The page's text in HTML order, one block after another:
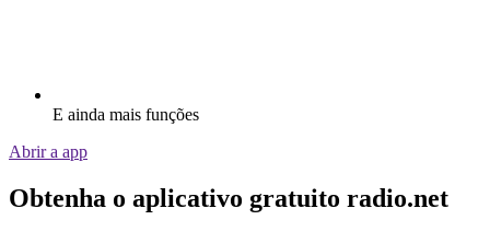
E ainda mais funções
Abrir a app
Obtenha o aplicativo gratuito radio.net